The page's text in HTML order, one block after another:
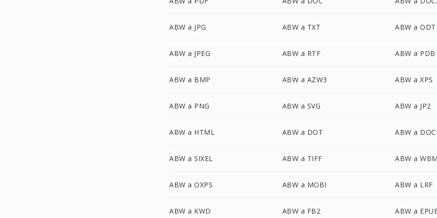
ABW a JPG ABW a TXT ABW a ODT
ABW a JPEG ABW a RTF ABW a PDB
ABW a BMP ABW a AZW3 ABW a XPS
ABW a PNG ABW a SVG ABW a JP2
ABW a HTML ABW a DOT ABW a
ABW a SIXEL ABW a TIFF ABW a
ABW a OXPS ABW a MOBI ABW a LRF
ABW a KWD ABW a FB2 ABW a